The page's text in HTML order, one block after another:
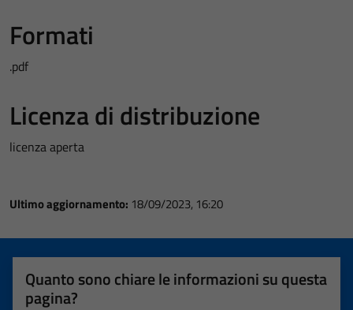
Formati
.pdf
Licenza di distribuzione
licenza aperta
Ultimo aggiornamento: 18/09/2023, 16:20
Quanto sono chiare le informazioni su questa
pagina?